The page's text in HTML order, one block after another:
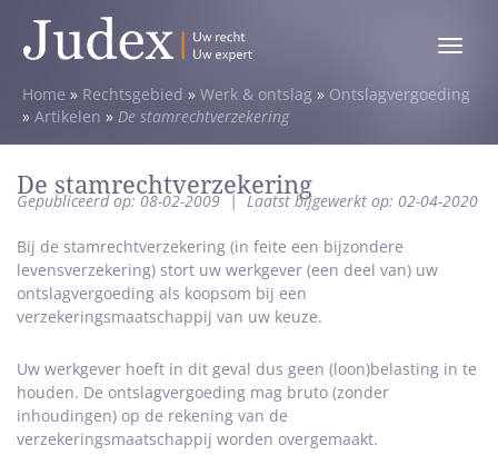
Toggle
Home » Rechtsgebied » Werk & ontslag » Ontslagvergoeding
» Artikelen » De stamrechtverzekering
De stamrechtverzekering
Gepubliceerd op: 08-02-2009 |Laatst bijgewerkt op: 02-04-2020
Bij de stamrechtverzekering (in feite een bijzondere
levensverzekering) stort uw werkgever (een deel van) uw
ontslagvergoeding als koopsom bij een
verzekeringsmaatschappij van uw keuze.
Uw werkgever hoeft in dit geval dus geen (loon)belasting in te
houden. De ontslagvergoeding mag bruto (zonder
inhoudingen) op de rekening van de
verzekeringsmaatschappij worden overgemaakt.